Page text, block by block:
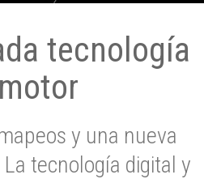
tecnología
y una nueva
tecnología digital y